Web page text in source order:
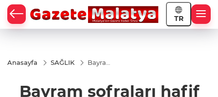
TR
Anasayfa SAĞLIK
Bayram
olmalı
Bayram sofraları hafif